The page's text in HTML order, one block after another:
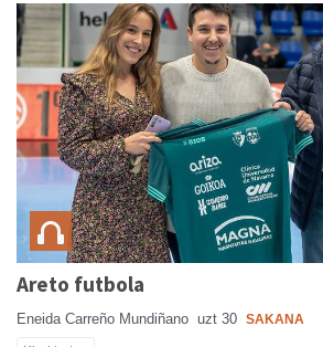
Areto futbola
Eneida Carreño Mundiñano uzt 30 SAKANA